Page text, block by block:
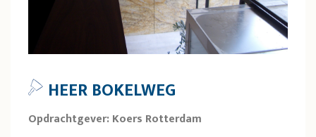
HEER BOKELWEG
Opdrachtgever: Koers Rotterdam